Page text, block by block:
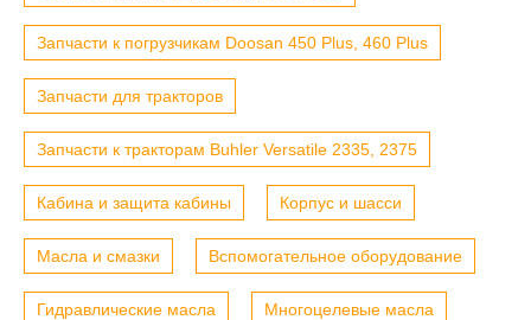
Запчасти к погрузчикам Doosan 450 Plus, 460 Plus
Запчасти для тракторов
Запчасти к тракторам Buhler Versatile 2335, 2375
Кабина и защита кабины Корпус и шасси
Масла и смазки Вспомогательное оборудование
Гидравлические масла Многоцелевые масла